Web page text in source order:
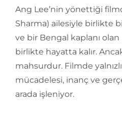
Ang Lee’nin yönettiği
Sharma) ailesiyle birlikte
ve bir Bengal kaplanı
birlikte hayatta kalır.
mahsurdur. Filmde
mücadelesi, inanç ve
arada işleniyor.